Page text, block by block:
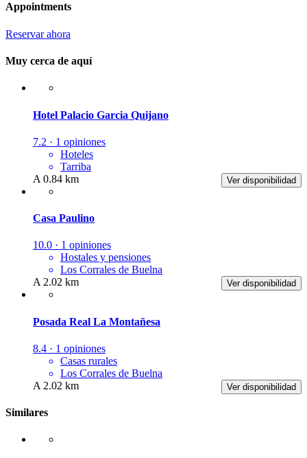
Appointments
Reservar ahora
Muy cerca de aquí
Hotel Palacio Garcia Quijano
7.2 · 1 opiniones
Hoteles
Tarriba
Ver disponibilidad
A 0.84 km
Casa Paulino
10.0 · 1 opiniones
Hostales y pensiones
Los Corrales de Buelna
Ver disponibilidad
A 2.02 km
Posada Real La Montañesa
8.4 · 1 opiniones
Casas rurales
Los Corrales de Buelna
Ver disponibilidad
A 2.02 km
Similares